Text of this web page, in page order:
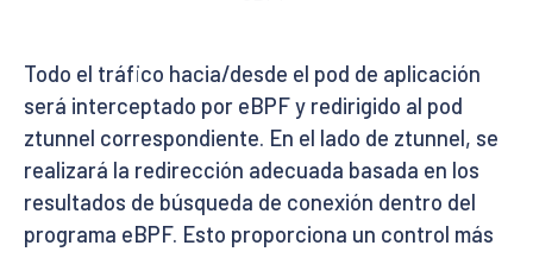
Todo el tráfico hacia/desde el pod de aplicación
será interceptado por eBPF y redirigido al pod
ztunnel correspondiente. En el lado de ztunnel, se
realizará la redirección adecuada basada en los
resultados de búsqueda de conexión dentro del
programa eBPF. Esto proporciona un control más